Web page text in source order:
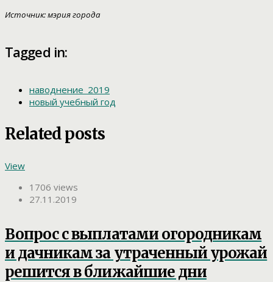
Источник: мэрия города
Tagged in:
наводнение_2019
новый учебный год
Related posts
View
1706 views
27.11.2019
Вопрос с выплатами огородникам
и дачникам за утраченный урожай
решится в ближайшие дни